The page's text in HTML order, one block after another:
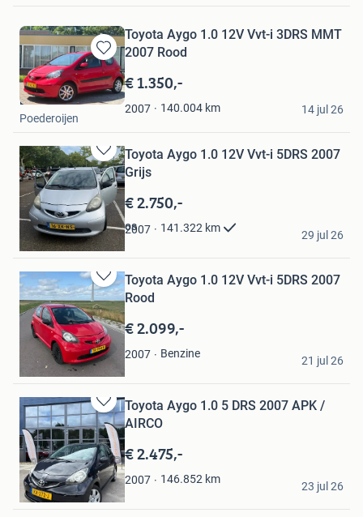
Bewaren
in
Mijn
Favorieten
Toyota Aygo 1.0 12V Vvt-i 3DRS MMT
2007 Rood
€ 1.350,-
2007 140.004 km
Divo
Poederoijen
14 jul 26
Bewaren
in
Mijn
Favorieten
Toyota Aygo 1.0 12V Vvt-i 5DRS 2007
Grijs
€ 2.750,-
2007 141.322 km
Lisandro De los Santos
's-Gravenhage
29 jul 26
Bewaren
in
Mijn
Favorieten
Toyota Aygo 1.0 12V Vvt-i 5DRS 2007
Rood
€ 2.099,-
2007 Benzine
William Ras
21 jul 26
Bewaren
in
Mijn
Favorieten
Toyota Aygo 1.0 5 DRS 2007 APK /
AIRCO
€ 2.475,-
2007 146.852 km
VR Car Centre
Koudum
23 jul 26